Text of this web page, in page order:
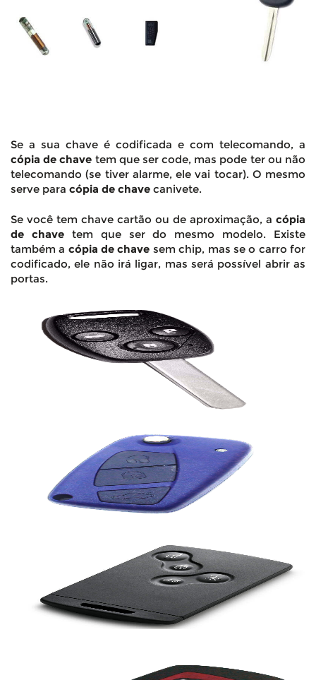
Se a sua chave é codificada e com telecomando, a
cópia de chave tem que ser code, mas pode ter ou não
telecomando (se tiver alarme, ele vai tocar). O mesmo
serve para cópia de chave canivete.
Se você tem chave cartão ou de aproximação, a cópia
de chavetem que ser do mesmo modelo. Existe
também a cópia de chave sem chip, mas se o carro for
codificado, ele não irá ligar, mas será possível abrir as
portas.